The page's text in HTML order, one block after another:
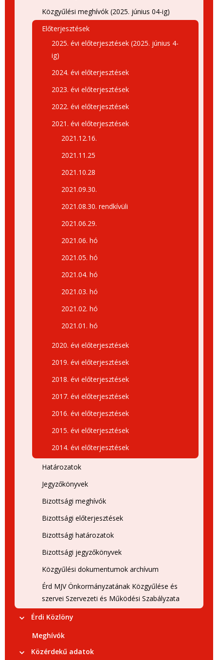
Közgyűlési meghívók (2025. június 04-ig)
Előterjesztések
2025. évi előterjesztések (2025. június 4-
ig)
2024. évi előterjesztések
2023. évi előterjesztések
2022. évi előterjesztések
2021. évi előterjesztések
2021.12.16.
2021.11.25
2021.10.28
2021.09.30.
2021.08.30. rendkívüli
2021.06.29.
2021.06. hó
2021.05. hó
2021.04. hó
2021.03. hó
2021.02. hó
2021.01. hó
2020. évi előterjesztések
2019. évi előterjesztések
2018. évi előterjesztések
2017. évi előterjesztések
2016. évi előterjesztések
2015. évi előterjesztések
2014. évi előterjesztések
Határozatok
Jegyzőkönyvek
Bizottsági meghívók
Bizottsági előterjesztések
Bizottsági határozatok
Bizottsági jegyzőkönyvek
Közgyűlési dokumentumok archívum
Érd MJV Önkormányzatának Közgyűlése és
szervei Szervezeti és Működési Szabályzata
Érdi Közlöny
Meghívók
Közérdekű adatok